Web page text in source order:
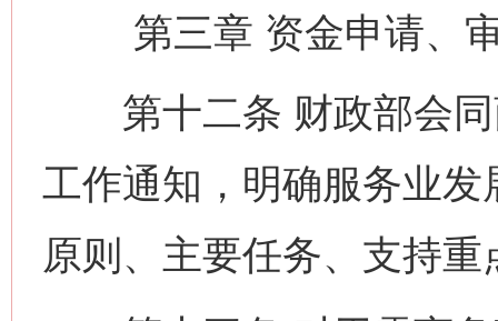
第三章 资金申请、审
第十二条 财政部会同
工作通知，明确服务业
原则、主要任务、支持